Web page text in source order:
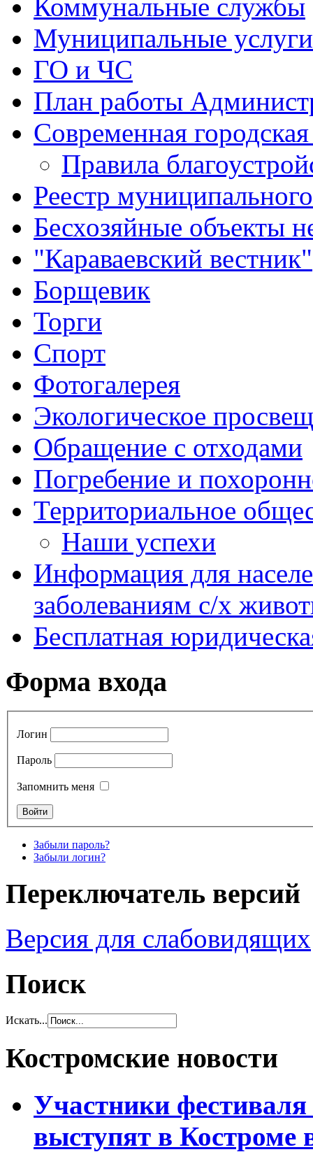
Коммунальные службы
Муниципальные услуги
ГО и ЧС
План работы
Современная городская
Правила
Реестр
Бесхозяйные объекты
"Караваевский вестник"
Борщевик
Торги
Спорт
Фотогалерея
Экологическое
Обращение с отходами
Погребение и
Территориальное
Наши успехи
Информация для
заболеваниям с/х
Бесплатная
Форма входа
Логин
Пароль
Запомнить меня
Забыли пароль?
Забыли логин?
Переключатель версий
Версия для слабовидящих
Поиск
Искать...
Костромские новости
Участники
выступят в Костроме